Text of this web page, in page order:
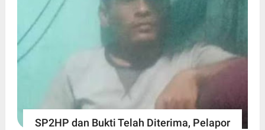
SP2HP dan Bukti Telah Diterima, Pelapor